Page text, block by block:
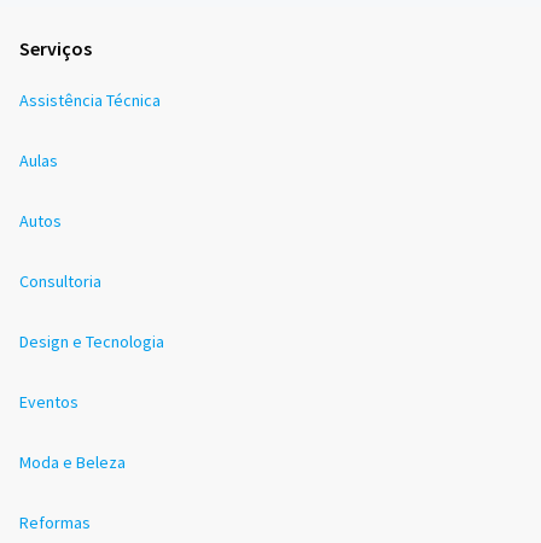
Serviços
Assistência Técnica
Aulas
Autos
Consultoria
Design e Tecnologia
Eventos
Moda e Beleza
Reformas